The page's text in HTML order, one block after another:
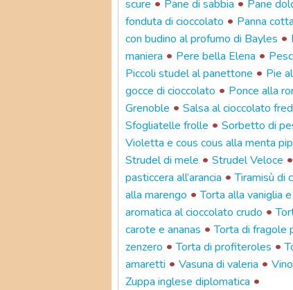
scure • Pane di sabbia • Pane
fonduta di cioccolato • Panna
con budino al profumo di Bayles •
maniera • Pere bella Elena •
Piccoli studel al panettone • Pie
gocce di cioccolato • Ponce alla
Grenoble • Salsa al cioccolato
Sfogliatelle frolle • Sorbetto di
Violetta e cous cous alla menta
Strudel di mele • Strudel Veloce •
pasticcera all’arancia •Tiramisù di
alla marengo •Torta alla vaniglia
aromatica al cioccolato crudo •
carote e ananas •Torta di fragole
zenzero •Torta di profiteroles •
amaretti • Vasuna di valeria •
Zuppa inglese diplomatica •